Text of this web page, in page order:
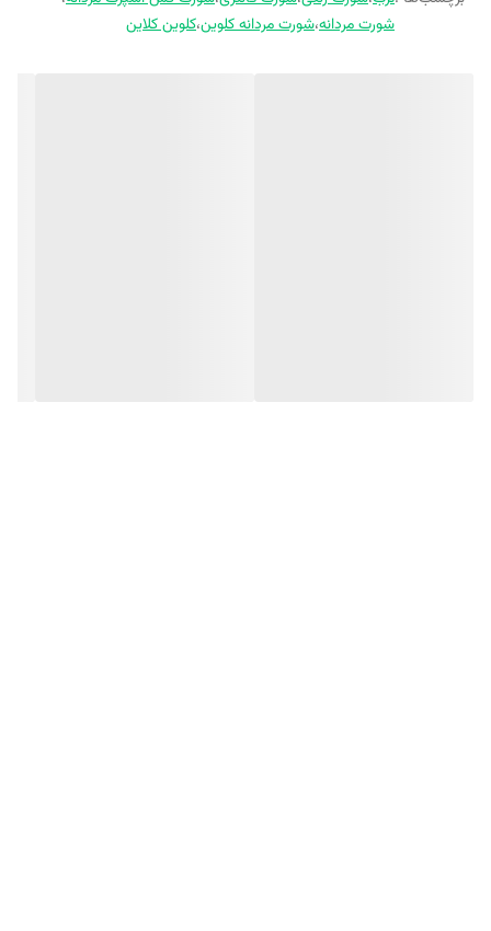
شورت مردانه،شورت مردانه کلوین،کلوین کلاین